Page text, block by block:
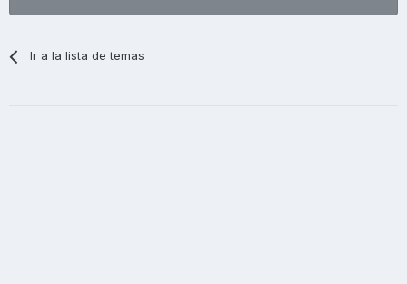
Ir a la lista de temas